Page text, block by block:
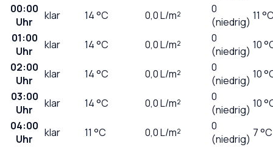
00:00
Uhr
klar 14°C 0,0L/m²
0
(niedrig) 11
01:00
Uhr
klar 14°C 0,0L/m²
0
(niedrig) 10
02:00
Uhr
klar 14°C 0,0L/m²
0
(niedrig) 10
03:00
Uhr
klar 14°C 0,0L/m²
0
(niedrig) 10
04:00
Uhr
klar 11 °C 0,0L/m²
0
(niedrig) 7 °C